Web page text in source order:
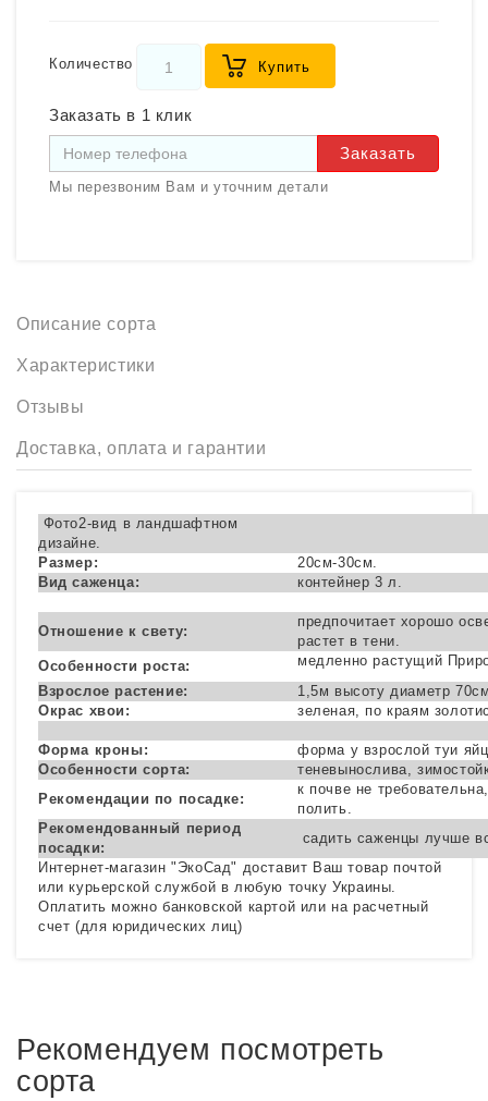
Количество Купить
Заказать в 1 клик
Заказать
Мы перезвоним Вам и уточним детали
Описание сорта
Характеристики
Отзывы
Доставка, оплата и гарантии
Фото2-вид в ландшафтном
дизайне.
Размер:
20см-30см.
Вид саженца:
контейнер 3 л.
Отношение к свету:
предпочитает хорошо
растет в тени.
Особенности роста:
медленно растущий
Взрослое растение:
1,5м высоту диаметр
Окрас хвои:
зеленая, по краям
Форма кроны:
форма у взрослой туи
Особенности сорта:
теневынослива,
Рекомендации по посадке:
к почве не
полить.
Рекомендованный период
посадки:
садить саженцы лучше
Интернет-магазин "ЭкоСад" доставит Ваш товар почтой
или курьерской службой в любую точку Украины.
Оплатить можно банковской картой или на расчетный
счет (для юридических лиц)
Рекомендуем посмотреть
сорта